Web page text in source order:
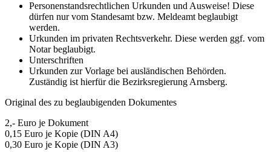
Personenstandsrechtlichen Urkunden und Ausweise! Diese
dürfen nur vom Standesamt bzw. Meldeamt beglaubigt
werden.
Urkunden im privaten Rechtsverkehr. Diese werden ggf. vom
Notar beglaubigt.
Unterschriften
Urkunden zur Vorlage bei ausländischen Behörden.
Zuständig ist hierfür die Bezirksregierung Arnsberg.
Original des zu beglaubigenden Dokumentes
2,- Euro je Dokument
0,15 Euro je Kopie (DIN A4)
0,30 Euro je Kopie (DIN A3)